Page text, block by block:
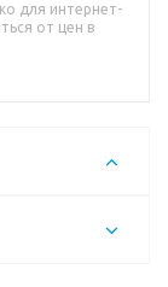
для интернет-
от цен в